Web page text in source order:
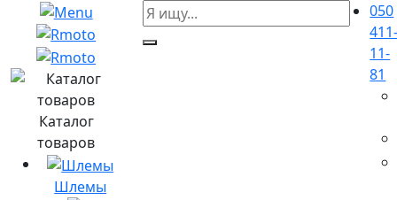
Каталог
товаров
Шлемы
050
11-
81